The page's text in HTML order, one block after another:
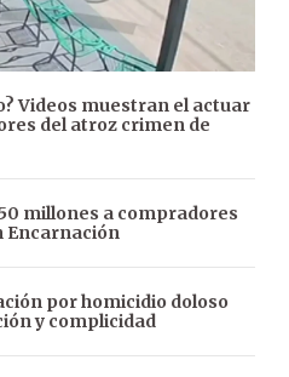
Videos muestran el actuar
del atroz crimen de
millones a compradores
Encarnación
por homicidio doloso
y complicidad